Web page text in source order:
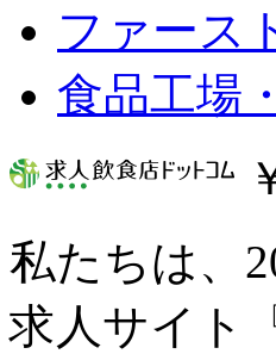
ファース
食品工場
私たちは、
求人サイト